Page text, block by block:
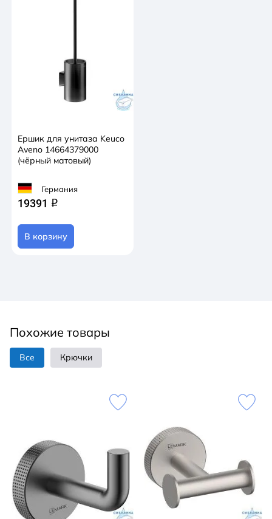
Ершик для унитаза Keuco
Aveno 14664379000
(чёрный матовый)
Германия
19391 q
В корзину
Похожие товары
Все Крючки